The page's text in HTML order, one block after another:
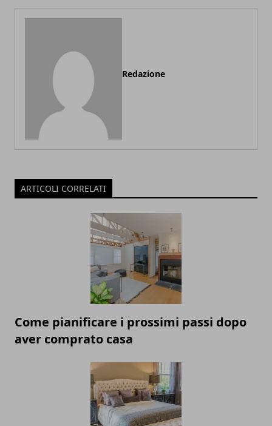
Redazione
ARTICOLI CORRELATI
Come pianificare i prossimi passi dopo
aver comprato casa